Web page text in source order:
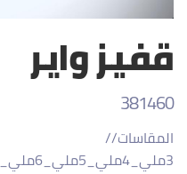
قفيز واير
381460